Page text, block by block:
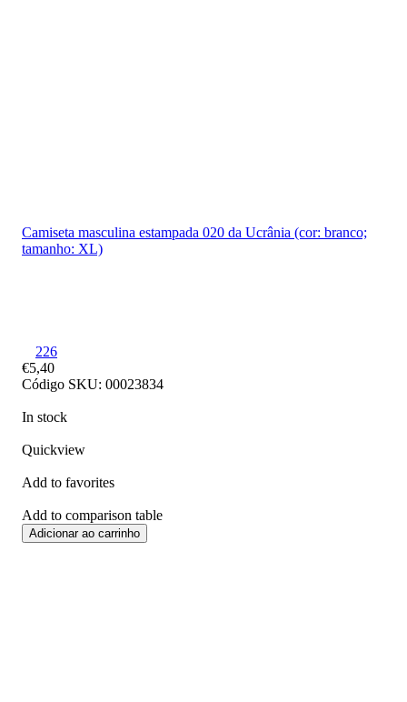
Camiseta masculina estampada 020 da Ucrânia (cor: branco;
tamanho: XL)
226
€5,40
Código SKU: 00023834
In stock
Quickview
Add to favorites
Add to comparison table
Adicionar ao carrinho